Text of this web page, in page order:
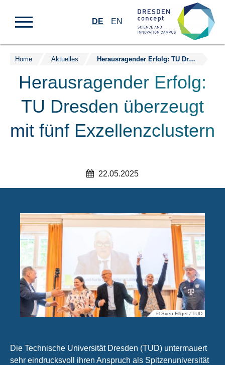
springen
DE EN
Home Aktuelles Herausragender Erfolg: TU Dresden überzeugt mit fünf Exzellenzclus­tern
Herausragender Erfolg:
TU Dresden überzeugt
mit fünf Exzellenzclus­tern
22.05.2025
© Sven Ellger / TUD
Die Technische Universität Dresden (TUD) untermauert
sehr eindrucksvoll ihren Anspruch als Spitzenuniversität